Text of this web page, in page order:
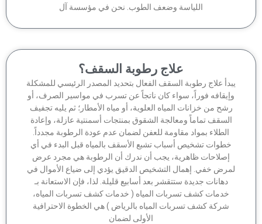
اللياسة وضعف الطوب. نحن في مؤسسة آل
علاج رطوبة السقف؟
علاج رطوبة السقف الفعال بتحديد المصدر الرئيسي للمشكلة
فوراً، سواء كان ناتجاً عن تسرب في مواسير الصرف، أو
رشح من خزانات المياه العلوية، أو مياه الأمطار؛ ثم يليه تجفيف
السقف تماماً ومعالجة الشقوق بمنتجات أسمنتية عازلة، وإعادة
الطلاء بمواد مقاومة للعفن لضمان عدم عودة الرطوبة مجدداً.
خطوات تشخيص أسباب تشبع الأسقف بالمياه قبل البدء في أي
إصلاحات ظاهرية، يجب أن ندرك أن الرطوبة هي مجرد عرض
خفي. إهمال التشخيص الدقيق يؤدي إلى ضياع الأموال في
دهانات جديدة ستتقشر بعد أسابيع قليلة. لذا، فإن الاستعانة بـ
خدمات كشف تسربات المياه ( خدمات كشف تسربات المياه،
شركة كشف تسربات المياه بالرياض ) هي الخطوة الاحترافية
الأولى لضمان